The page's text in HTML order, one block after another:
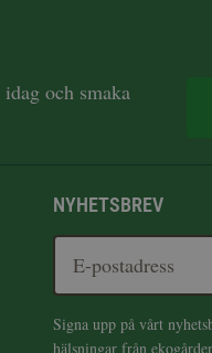
och smaka
NYHETSBREV
Signa upp på vårt
hälsningar från